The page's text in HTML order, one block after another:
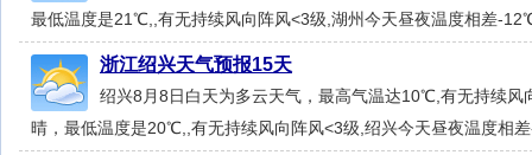
最低温度是21℃,,有无持续风向阵风<3级,湖州今天昼夜温度相差-
浙江绍兴天气预报15天
绍兴8月8日白天为多云天气，最高气温达10℃,有无持续风
晴，最低温度是20℃,,有无持续风向阵风<3级,绍兴今天昼夜温度相